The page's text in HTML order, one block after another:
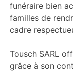
funéraire bien
familles de
cadre
Tousch SARL
grâce à son